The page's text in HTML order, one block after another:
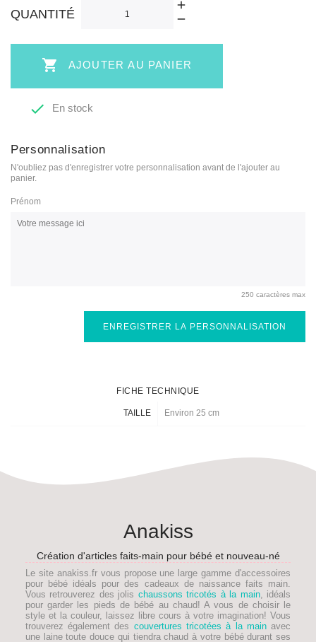
QUANTITÉ
 AJOUTER AU PANIER
 En stock
Personnalisation
N'oubliez pas d'enregistrer votre personnalisation avant de l'ajouter au
panier.
Prénom
250 caractères max
ENREGISTRER LA PERSONNALISATION
FICHE TECHNIQUE
TAILLE Environ 25 cm
Anakiss
Création d'articles faits-main pour bébé et nouveau-né
Le site anakiss.fr vous propose une large gamme d'accessoires
pour bébé idéals pour des cadeaux de naissance faits main
Vous retrouverez des jolis chaussons tricotés à la main, idéals
pour garder les pieds de bébé au chaud! A vous de choisir le
style et la couleur, laissez libre cours à votre imagination! Vous
trouverez également des couvertures tricotées à la mainavec
une laine toute douce qui tiendra chaud à votre bébé durant ses